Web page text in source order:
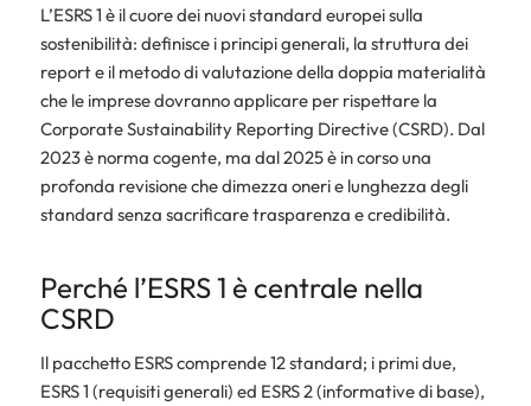
L’ESRS 1 è il cuore dei nuovi standard europei sulla
sostenibilità: definisce i principi generali, la struttura dei
report e il metodo di valutazione della doppia materialità
che le imprese dovranno applicare per rispettare la
Corporate Sustainability Reporting Directive (CSRD). Dal
2023 è norma cogente, ma dal 2025 è in corso una
profonda revisione che dimezza oneri e lunghezza degli
standard senza sacrificare trasparenza e credibilità.
Perché l’ESRS 1 è centrale nella
CSRD
Il pacchetto ESRS comprende 12 standard; i primi due,
ESRS 1 (requisiti generali) ed ESRS 2 (informative di base),